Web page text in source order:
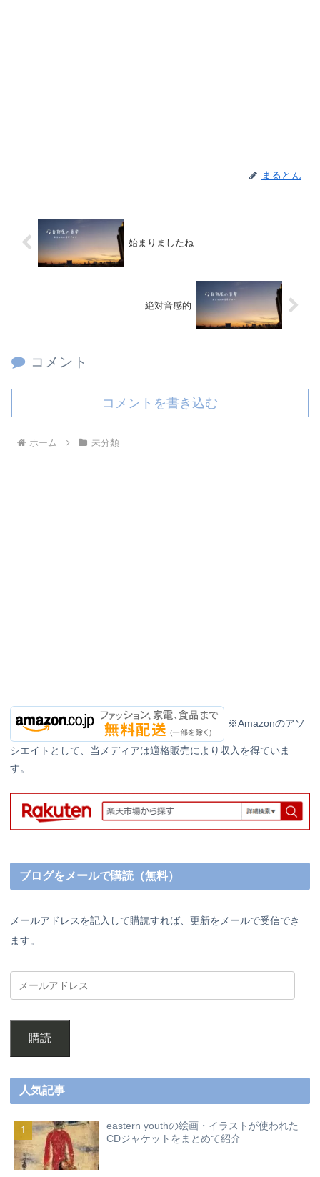
まるとん
始まりましたね
絶対音感的
コメント
コメントを書き込む
ホーム 未分類
※Amazonのアソ
シエイトとして、当メディアは適格販売により収入を得ていま
す。
ブログをメールで購読（無料）
メールアドレスを記入して購読すれば、更新をメールで受信でき
ます。
購読
人気記事
eastern youthの絵画・イラストが使われた
CDジャケットをまとめて紹介